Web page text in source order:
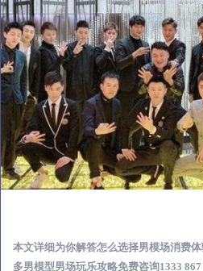
本文详细为你解答怎么选择男模场消费
多男模型男场玩乐攻略免费咨询1333